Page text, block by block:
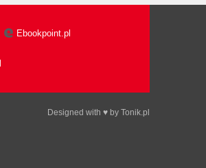
Ebookpoint.pl
Designed with ♥ by Tonik.pl